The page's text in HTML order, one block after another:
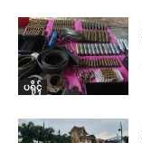
ပရိုၚ်